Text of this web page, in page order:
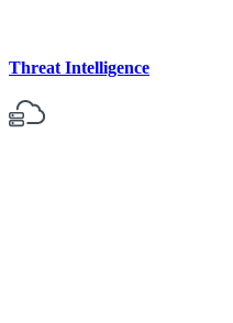
Threat Intelligence